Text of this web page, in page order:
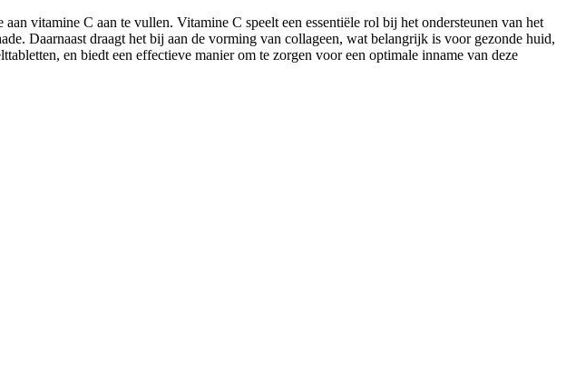
vitamine C aan te vullen. Vitamine C speelt een essentiële rol bij het ondersteunen van het
Daarnaast draagt het bij aan de vorming van collageen, wat belangrijk is voor gezonde huid,
en biedt een effectieve manier om te zorgen voor een optimale inname van deze